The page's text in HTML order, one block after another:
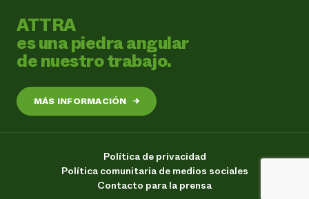
ATTRA
es una piedra angular
de nuestro trabajo.
MÁS INFORMACIÓN →
Política de privacidad
Política comunitaria de medios sociales
Contacto para la prensa